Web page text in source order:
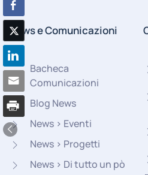
News e Comunicazioni
Bacheca
Comunicazioni
Blog News
News > Eventi
News > Progetti
News > Di tutto un pò